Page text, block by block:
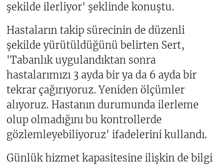
şekilde ilerliyor' şeklinde konuştu.
Hastaların takip sürecinin de düzenli
şekilde yürütüldüğünü belirten Sert,
'Tabanlık uygulandıktan sonra
hastalarımızı 3 ayda bir ya da 6 ayda bir
tekrar çağırıyoruz. Yeniden ölçümler
alıyoruz. Hastanın durumunda ilerleme
olup olmadığını bu kontrollerde
gözlemleyebiliyoruz' ifadelerini kullandı.
Günlük hizmet kapasitesine ilişkin de bilgi